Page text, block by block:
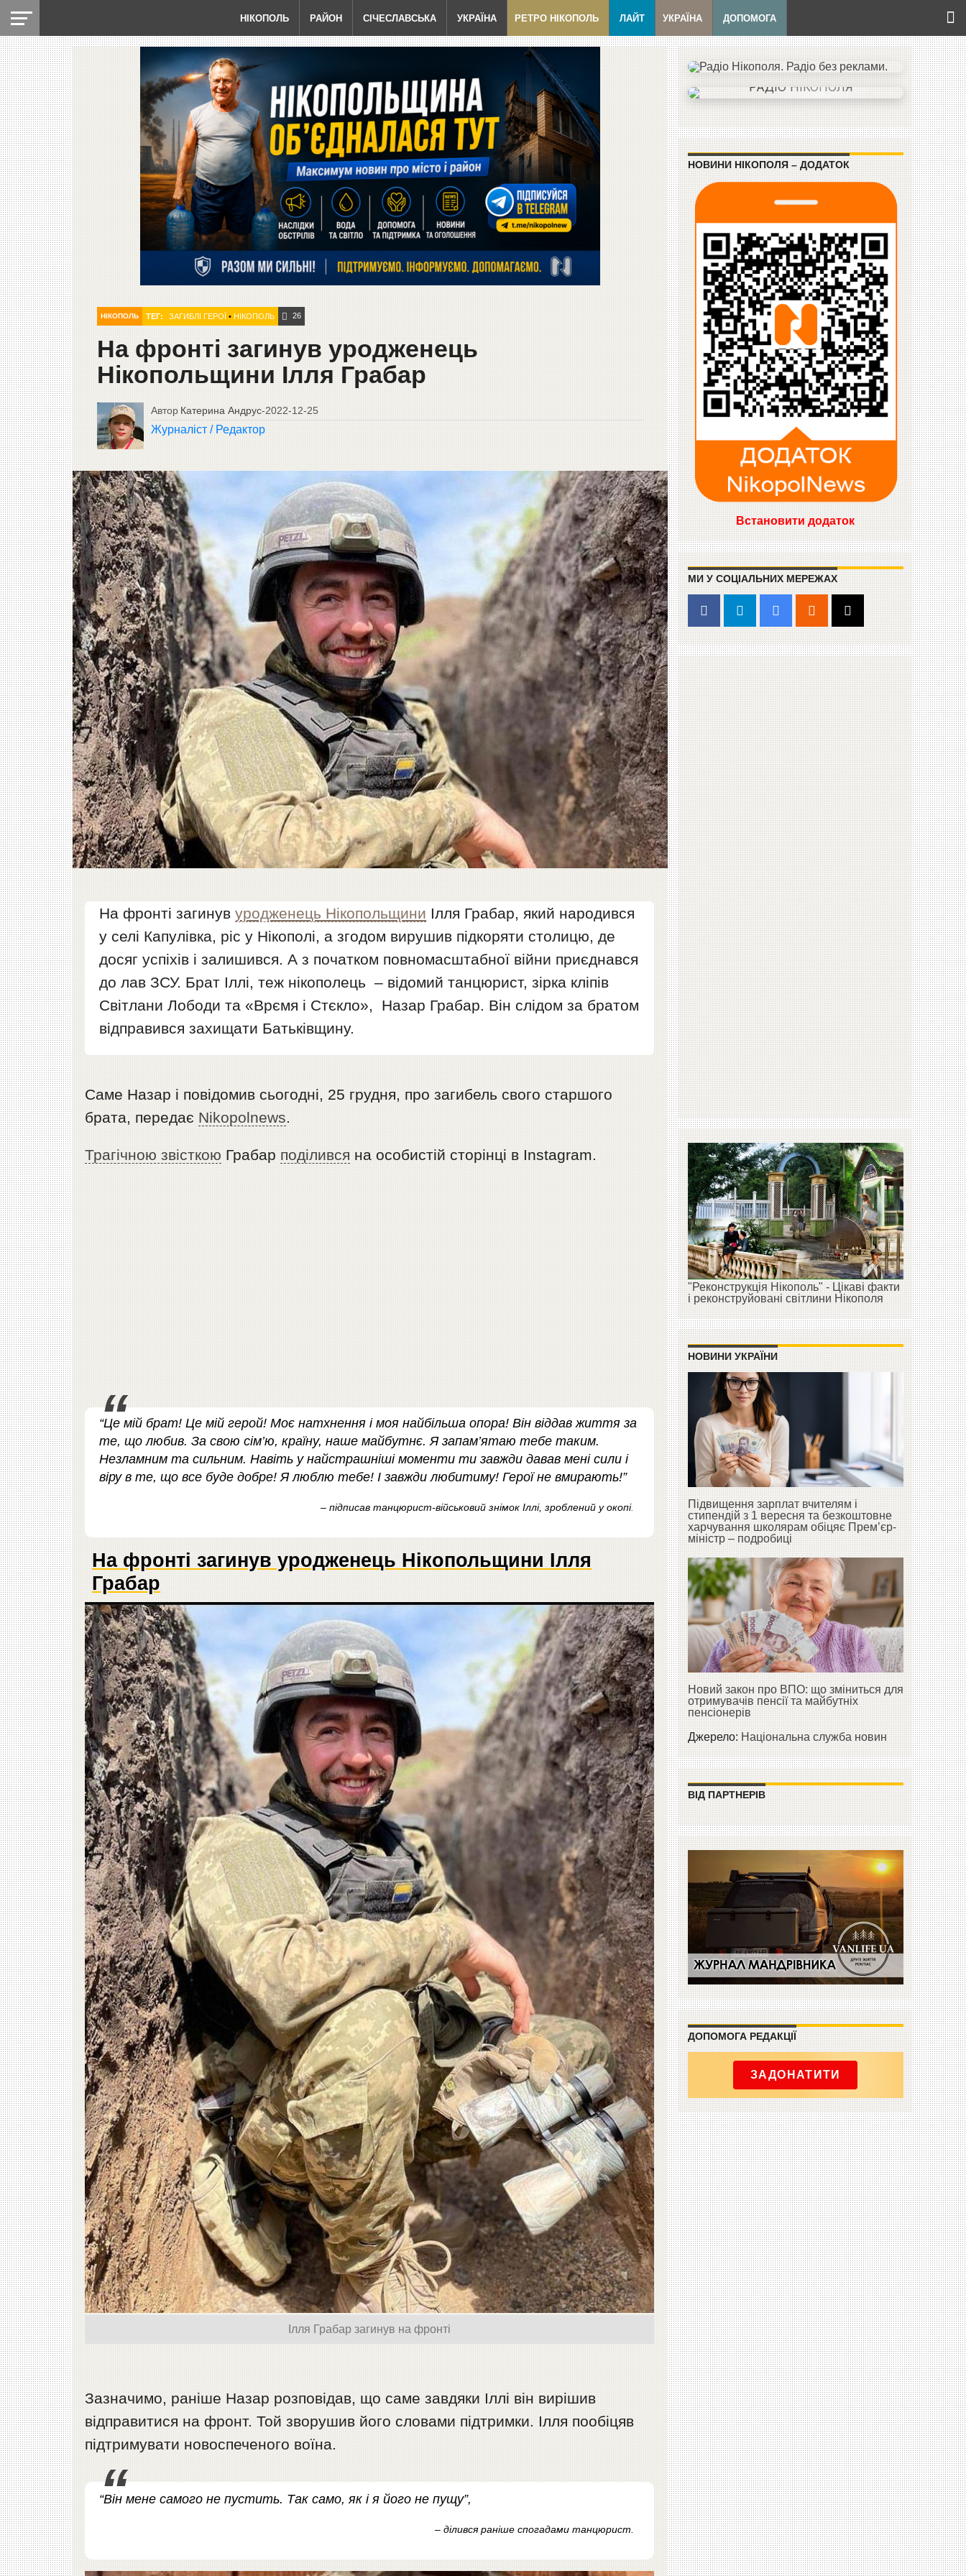
НІКОПОЛЬ РАЙОН СІЧЕСЛАВСЬКА УКРАЇНА РЕТРО НІКОПОЛЬ ЛАЙТ УКРАЇНА ДОПОМОГА
НІКОПОЛЬ ТЕГ: ЗАГИБЛІ ГЕРОЇ • НІКОПОЛЬ 26
На фронті загинув уродженець
Нікопольщини Ілля Грабар
Автор Катерина Андрус-2022-12-25
Журналіст / Редактор
На фронті загинувуродженець Нікопольщини Ілля Грабар, який народився
у селі Капулівка, ріс у Нікополі, а згодом вирушив підкоряти столицю, де
досяг успіхів і залишився. А з початком повномасштабної війни приєднався
до лав ЗСУ. Брат Іллі, теж нікополець – відомий танцюрист, зірка кліпів
Світлани Лободи та «Врємя і Стєкло», Назар Грабар. Він слідом за братом
відправився захищати Батьківщину.
Саме Назар і повідомив сьогодні, 25 грудня, про загибель свого старшого
брата, передає Nikopolnews.
Трагічною звісткою Грабар поділився на особистій сторінці в Instagram.
“Це мій брат! Це мій герой! Моє натхнення і моя найбільша опора! Він віддав життя за
те, що любив. За свою сім’ю, країну, наше майбутнє. Я запам’ятаю тебе таким.
Незламним та сильним. Навіть у найстрашніші моменти ти завжди давав мені сили і
віру в те, що все буде добре! Я люблю тебе! І завжди любитиму! Герої не вмирають!”
– підписав танцюрист-військовий знімок Іллі, зроблений у окопі.
На фронті загинув уродженець Нікопольщини Ілля
Грабар
Ілля Грабар загинув на фронті
Зазначимо, раніше Назар розповідав, що саме завдяки Іллі він вирішив
відправитися на фронт. Той зворушив його словами підтримки. Ілля пообіцяв
підтримувати новоспеченого воїна.
“Він мене самого не пустить. Так само, як і я його не пущу”,
– ділився раніше спогадами танцюрист.
НОВИНИ НІКОПОЛЯ – ДОДАТОК
Встановити додаток
МИ У СОЦІАЛЬНИХ МЕРЕЖАХ
"Реконструкція Нікополь" - Цікаві факти
і реконструйовані світлини Нікополя
НОВИНИ УКРАЇНИ
Підвищення зарплат вчителям і
стипендій з 1 вересня та безкоштовне
харчування школярам обіцяє Прем’єр-
міністр – подробиці
Новий закон про ВПО: що зміниться для
отримувачів пенсії та майбутніх
пенсіонерів
Джерело:Національна служба новин
ВІД ПАРТНЕРІВ
ДОПОМОГА РЕДАКЦІЇ
ЗАДОНАТИТИ